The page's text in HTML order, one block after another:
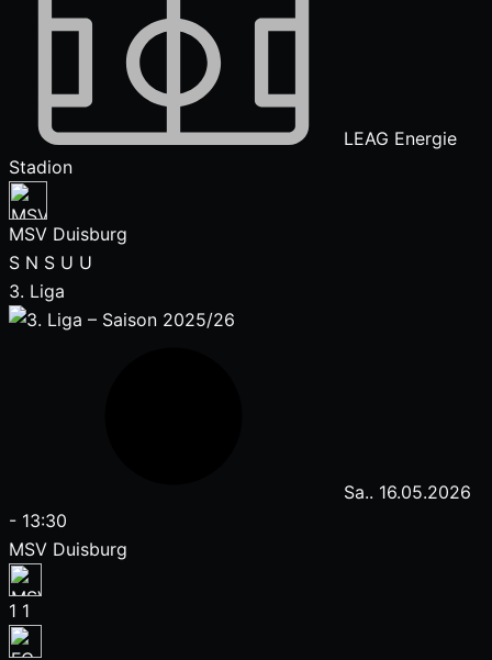
LEAG Energie
Stadion
MSV Duisburg
S N S U U
3. Liga
Sa.. 16.05.2026
- 13:30
MSV Duisburg
1 1